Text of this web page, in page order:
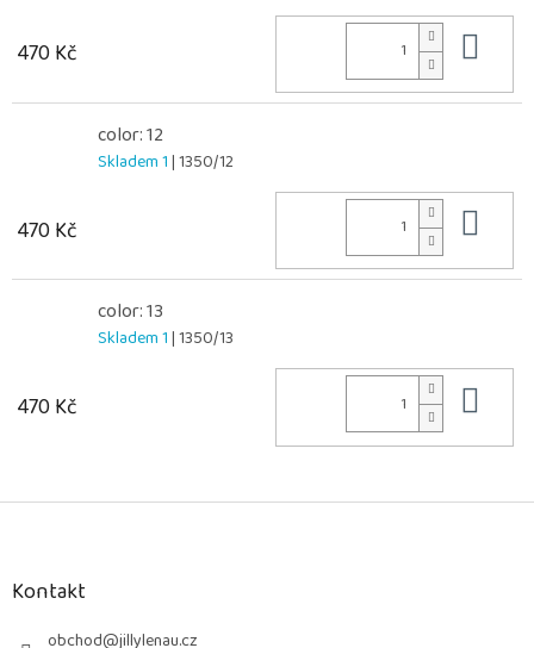
470 Kč
color: 12
Skladem 1| 1350/12
470 Kč
color: 13
Skladem 1| 1350/13
470 Kč
Z
Kontakt
obchod@jillylenau.cz